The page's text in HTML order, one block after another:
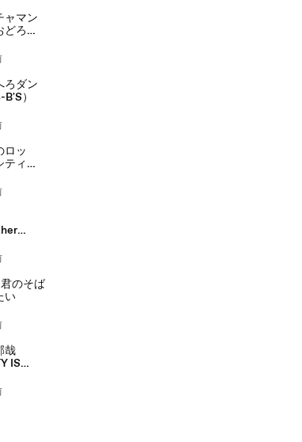
ャマン
どろう
ろダン
）
ロッ
ティー
のそば
い
哉
IS